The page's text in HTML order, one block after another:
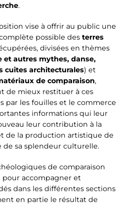
.
vise à offrir au public une
possible des terres
divisées en thèmes
et autres mythes, danse,
cuites architecturales) et
de comparaison,
de mieux restituer à ces
par les fouilles et le commerce
informations qui leur
leur contribution à la
de la production artistique de
de sa splendeur culturelle.
de comparaison
pour accompagner et
dans les différentes sections
en partie le résultat de